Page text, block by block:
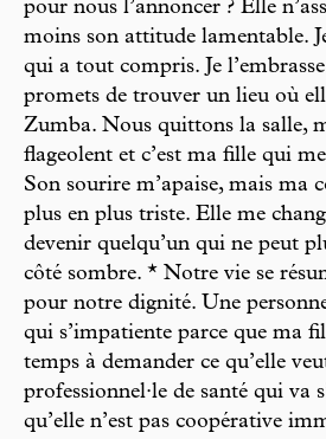
pour nous l’annoncer ? Elle
moins son attitude lamentable.
qui a tout compris. Je
promets de trouver un lieu où
Zumba. Nous quittons la salle,
flageolent et c’est ma fille qui
Son sourire m’apaise, mais ma
plus en plus triste. Elle me
devenir quelqu’un qui ne peut
côté sombre. * Notre vie se
pour notre dignité. Une
qui s’impatiente parce que ma
temps à demander ce qu’elle
professionnel·le de santé qui va
qu’elle n’est pas coopérative